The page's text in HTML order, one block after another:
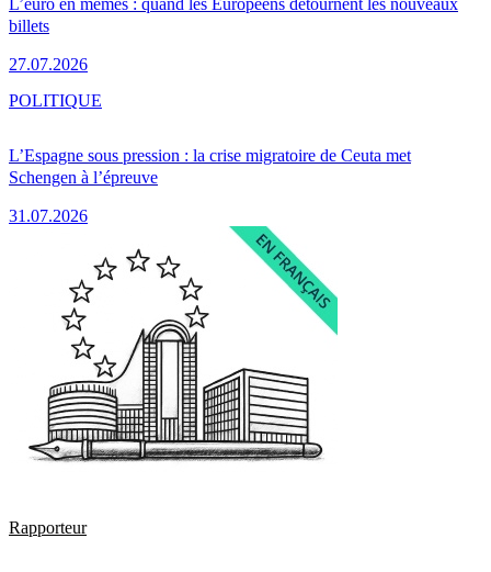
L’euro en mèmes : quand les Européens détournent les nouveaux
billets
27.07.2026
L’Espagne sous pression : la crise migratoire de Ceuta met
Schengen à l’épreuve
31.07.2026
POLITIQUE
Rapporteur